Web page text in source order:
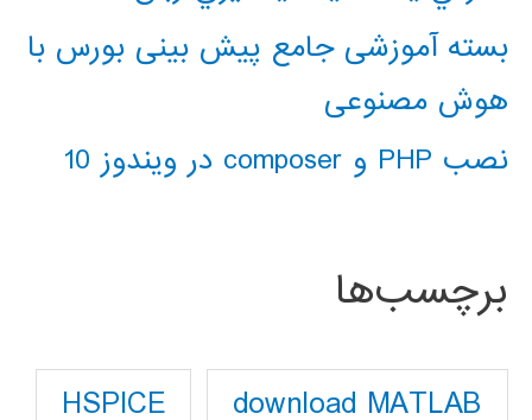
بسته آموزشی جامع پیش بینی بورس با
هوش مصنوعی
نصب PHP و composer در ویندوز 10
برچسب‌ها
download MATLAB
HSPICE